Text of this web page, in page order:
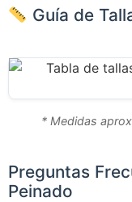
Guía de
* Medidas
Preguntas
Peinado